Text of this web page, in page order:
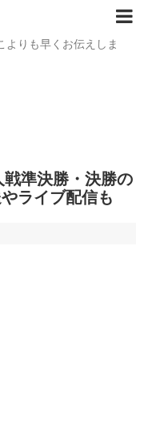
よりも早くお伝えしま
準決勝・決勝の
ライブ配信も